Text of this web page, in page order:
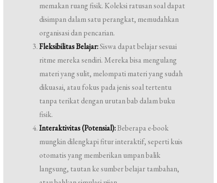
memakan ruang fisik. Koleksi ratusan soal dapat
disimpan dalam satu perangkat, memudahkan
organisasi dan pencarian.
Fleksibilitas Belajar:Siswa dapat belajar sesuai
ritme mereka sendiri. Mereka bisa mengulang
materi yang sulit, melompati materi yang sudah
dikuasai, atau fokus pada jenis soal tertentu
tanpa terikat dengan urutan bab dalam buku
fisik.
Interaktivitas (Potensial):Beberapa e-book
mungkin dilengkapi fitur interaktif, seperti kuis
otomatis yang memberikan umpan balik
langsung, tautan ke sumber belajar tambahan,